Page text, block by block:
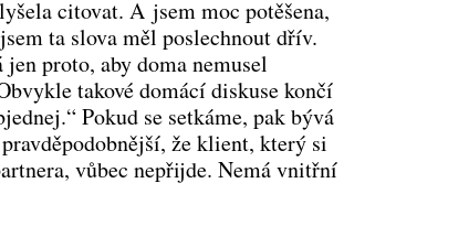
citovat. A jsem moc potěšena,
ta slova měl poslechnout dřív.
proto, aby doma nemusel
takové domácí diskuse končí
Pokud se setkáme, pak bývá
že klient, který si
vůbec nepřijde. Nemá vnitřní